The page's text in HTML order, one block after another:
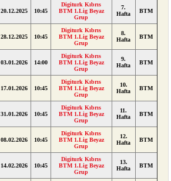
20.12.2025 10:45
Digiturk Kıbrıs
BTM 1.Lig Beyaz
Grup
7.
Hafta
BTM
28.12.2025 10:45
Digiturk Kıbrıs
BTM 1.Lig Beyaz
Grup
8.
Hafta
BTM
03.01.2026 14:00
Digiturk Kıbrıs
BTM 1.Lig Beyaz
Grup
9.
Hafta
BTM
17.01.2026 10:45
Digiturk Kıbrıs
BTM 1.Lig Beyaz
Grup
10.
Hafta
BTM
31.01.2026 10:45
Digiturk Kıbrıs
BTM 1.Lig Beyaz
Grup
11.
Hafta
BTM
08.02.2026 10:45
Digiturk Kıbrıs
BTM 1.Lig Beyaz
Grup
12.
Hafta
BTM
14.02.2026 10:45
Digiturk Kıbrıs
BTM 1.Lig Beyaz
Grup
13.
Hafta
BTM